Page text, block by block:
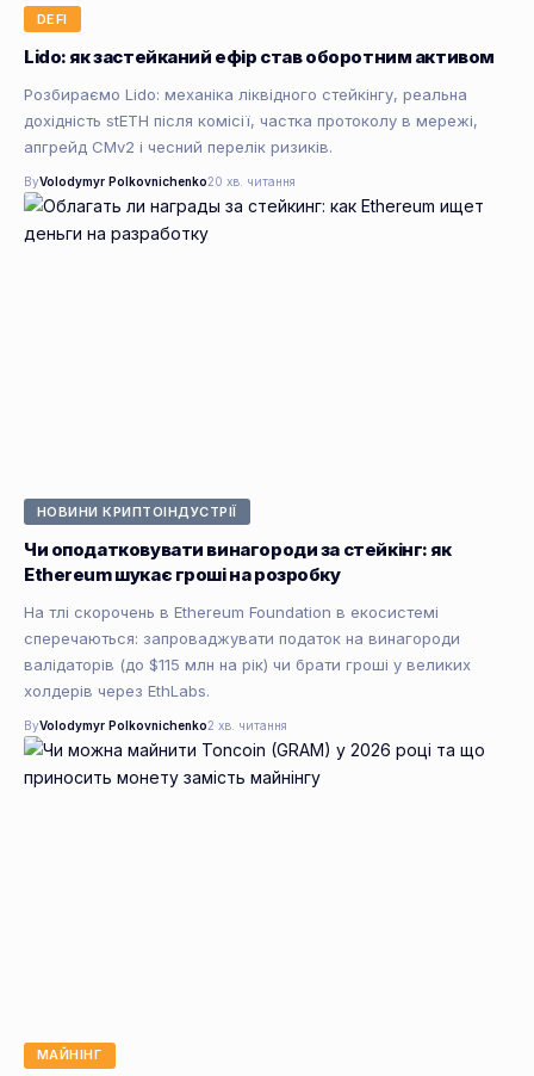
DEFI
Lido: як застейканий ефір став оборотним активом
Розбираємо Lido: механіка ліквідного стейкінгу, реальна
дохідність stETH після комісії, частка протоколу в мережі,
апгрейд CMv2 і чесний перелік ризиків.
ByVolodymyr Polkovnichenko20 хв. читання
НОВИНИ КРИПТОІНДУСТРІЇ
Чи оподатковувати винагороди за стейкінг: як
Ethereum шукає гроші на розробку
На тлі скорочень в Ethereum Foundation в екосистемі
сперечаються: запроваджувати податок на винагороди
валідаторів (до $115 млн на рік) чи брати гроші у великих
холдерів через EthLabs.
ByVolodymyr Polkovnichenko2 хв. читання
МАЙНІНГ